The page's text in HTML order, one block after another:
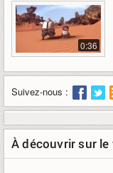
0:36
Suivez-nous :
À découvrir sur le